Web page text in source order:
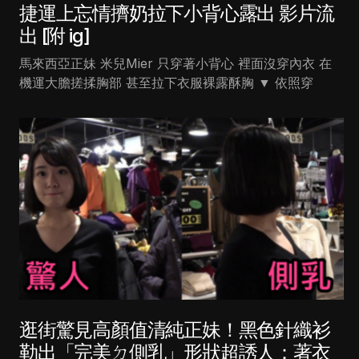
捷運上忘情擠奶拉下小背心露出 影片流
出 [附 ig]
馬來西亞正妹 米兒Mier 只穿著小背心 裡面沒穿內衣 在
機運大膽搓揉胸部 甚至拉下衣服裸露酥胸 ▼ 依照穿
逛街驚見高顏值清純正妹！黑色針織衫
勒出「完美ㄉ側乳」形狀超誘人：著衣